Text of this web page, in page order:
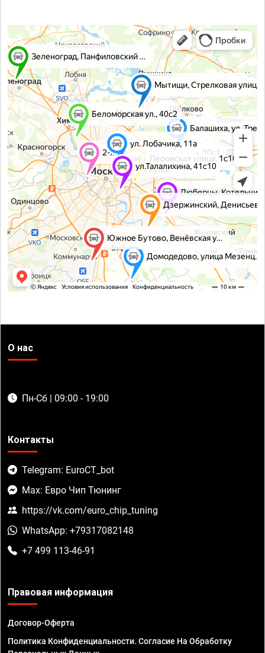
О нас
Пн-Сб | 09:00 - 19:00
Контакты
Telegram: EuroCT_bot
Max: Евро Чип Тюнинг
https://vk.com/euro_chip_tuning
WhatsApp: +79317082148
+7 499 113-46-91
Правовая информация
Договор-Оферта
Политика Конфиденциальности. Согласие На Обработку